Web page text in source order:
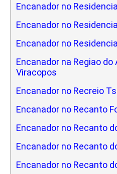
Encanador no
Encanador no
Encanador no
Encanador na Regiao do
Viracopos
Encanador no Recreio
Encanador no Recanto
Encanador no Recanto
Encanador no Recanto
Encanador no Recanto